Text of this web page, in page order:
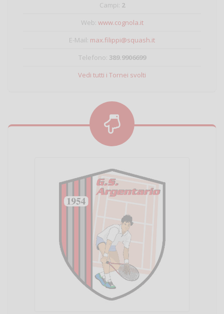
Campi: 2
Web: www.cognola.it
E-Mail: max.filippi@squash.it
Telefono: 389.9906699
Vedi tutti i Tornei svolti